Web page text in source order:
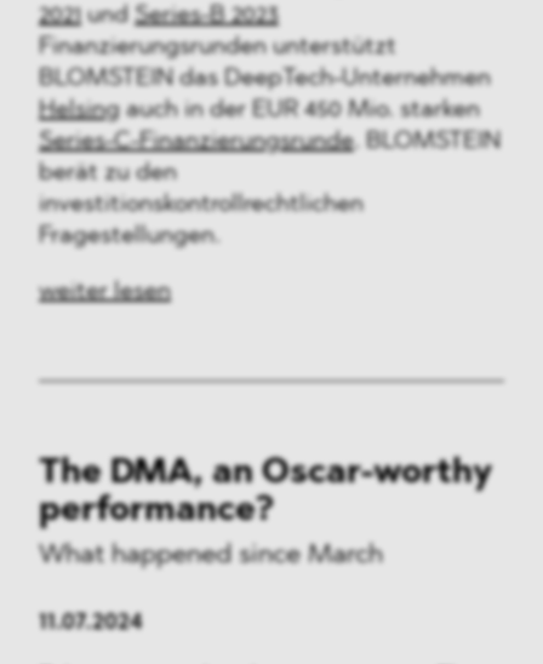
2021 undSeries-B 2023
Finanzierungsrunden unterstützt
BLOMSTEIN das DeepTech-Unternehmen
Helsingauch in der EUR 450 Mio. starken
Series-C-Finanzierungsrunde. BLOMSTEIN
berät zu den
investitionskontrollrechtlichen
Fragestellungen.
weiter lesen
The DMA, an Oscar-worthy
performance?
What happened since March
11.07.2024